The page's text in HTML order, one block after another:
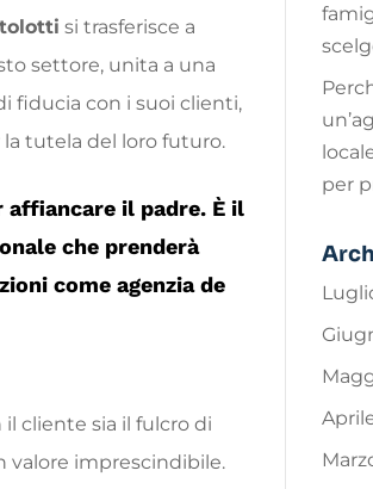
si trasferisce a
settore, unita a una
fiducia con i suoi clienti,
tutela del loro futuro.
affiancare il padre. È il
che prenderà
come agenzia de
il cliente sia il fulcro di
valore imprescindibile.
per